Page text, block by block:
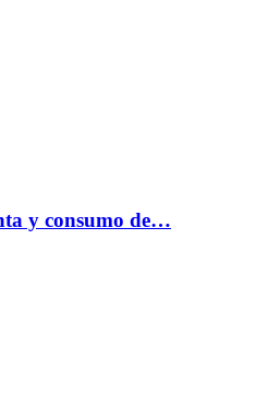
y consumo de…